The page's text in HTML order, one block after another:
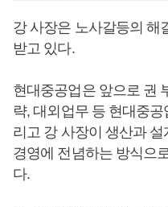
강 사장은 노사갈등의 해
받고 있다.
현대중공업은 앞으로 권
략, 대외업무 등 현대중
리고 강 사장이 생산과
경영에 전념하는 방식으
다.